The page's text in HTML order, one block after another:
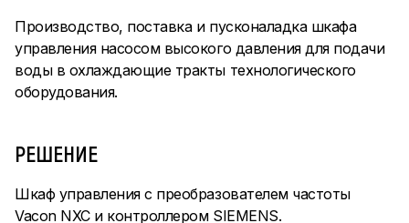
Производство, поставка и пусконаладка шкафа
управления насосом высокого давления для подачи
воды в охлаждающие тракты технологического
оборудования.
РЕШЕНИЕ
Шкаф управления с преобразователем частоты
Vacon NXC и контроллером SIEMENS.